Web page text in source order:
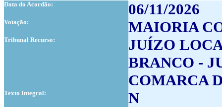
Data do Acordão: 06/11/2026
Votação: MAIORIA
Tribunal Recurso:
JUÍZO
BRANCO -
COMARCA
Texto Integral: N